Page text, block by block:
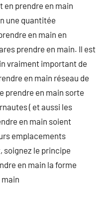
en prendre en main
une quantitée
en main en
prendre en main. Il est
vraiment important de
en main réseau de
prendre en main sorte
( et aussi les
en main soient
emplacements
soignez le principe
en main la forme